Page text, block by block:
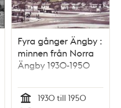
Fyra gånger Ängby :
minnen från Norra
Ängby 1930-1950
1930 till 1950